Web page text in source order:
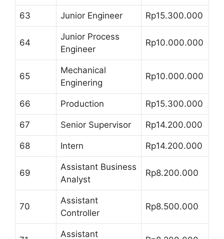
63 Junior Engineer Rp15.300.000
64
Junior Process
Engineer
Rp10.000.000
65
Mechanical
Enginering
Rp10.000.000
66 Production Rp15.300.000
67 Senior Supervisor Rp14.200.000
68 Intern Rp14.200.000
69
Assistant Business
Analyst
Rp8.200.000
70
Assistant
Controller
Rp8.500.000
Assistant